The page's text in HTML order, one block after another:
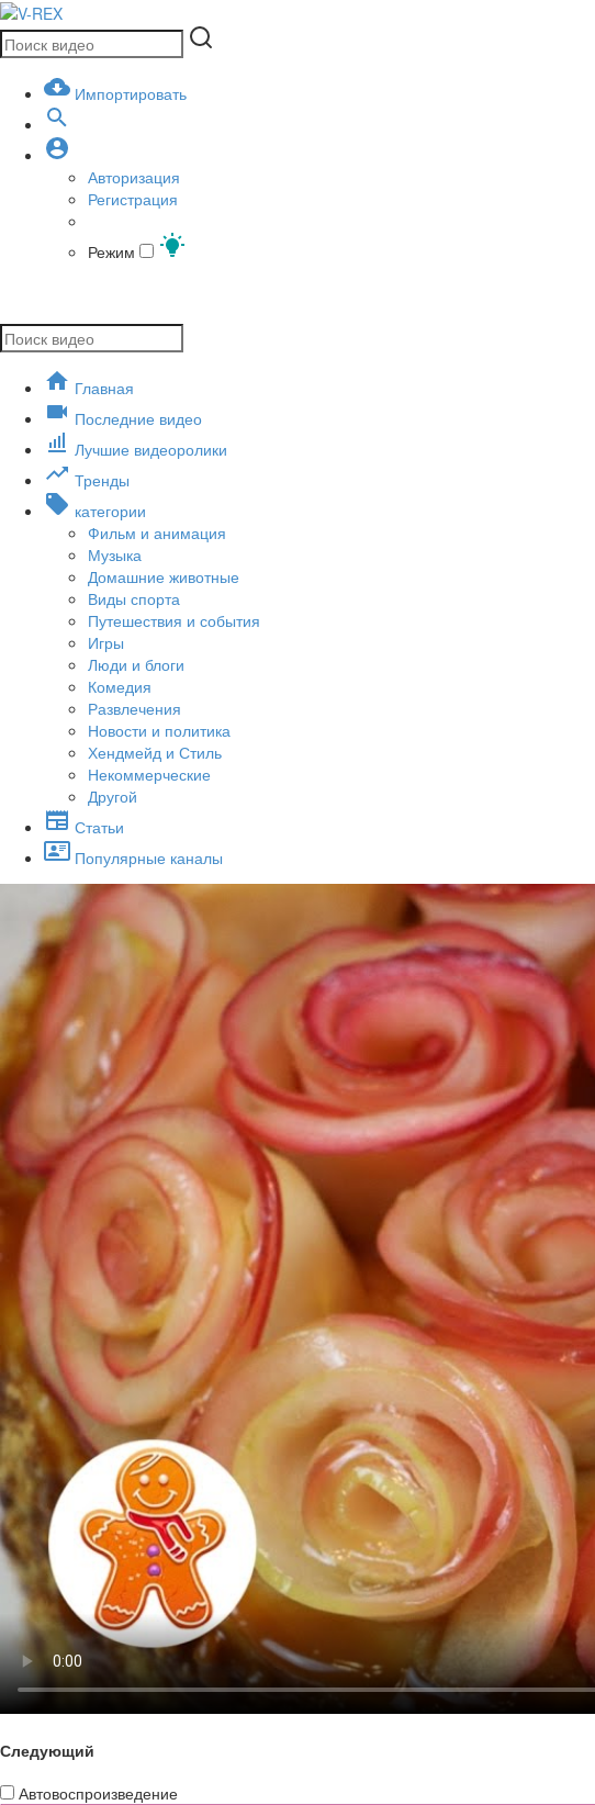
Импортировать
Авторизация
Регистрация
Режим
Главная
Последние видео
Лучшие видеоролики
Тренды
категории
Фильм и анимация
Музыка
Домашние животные
Виды спорта
Путешествия и события
Игры
Люди и блоги
Комедия
Развлечения
Новости и политика
Хендмейд и Стиль
Некоммерческие
Другой
Статьи
Популярные каналы
Следующий
Автовоспроизведение